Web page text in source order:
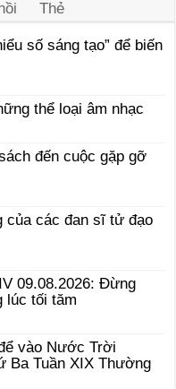
Thẻ
số sáng tạo” để biến
thể loại âm nhạc
đến cuộc gặp gỡ
của các đan sĩ tử đạo
09.08.2026: Đừng
lúc tối tăm
vào Nước Trời
Ba Tuần XIX Thường